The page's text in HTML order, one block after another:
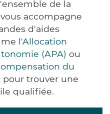
de la
accompagne
d'aides
l'Allocation
(APA) ou
du
pour trouver une
qualifiée.